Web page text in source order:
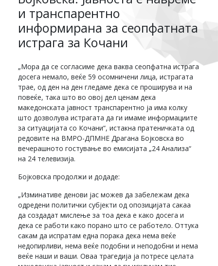
и транспарентно
информирана за сеопфатната
истрага за Кочани
„Мора да се согласиме дека ваква сеопфатна истрага
досега немало, веќе 59 осомничени лица, истрагата
трае, од ден на ден гледаме дека се проширува и на
повеќе, така што во овој дел ценам дека
македонската јавност транспарентно ја има колку
што дозволува истрагата да ги имаме информациите
за ситуацијата со Кочани“, истакна пратеничката од
редовите на ВМРО-ДПМНЕ Драгана Бојковска во
вечерашното гостување во емисијата „24 Анализа“
на 24 телевизија.
Бојковска продолжи и додаде:
„Изминативе денови јас можев да забележам дека
одредени политички субјекти од опозицијата сакаа
да создадат мислење за тоа дека е како досега и
дека се работи како порано што се работело. Оттука
сакам да испратам една порака дека нема веќе
недопирливи, нема веќе подобни и неподобни и нема
веќе наши и ваши. Оваа трагедија ја потресе целата